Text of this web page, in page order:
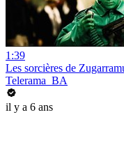
1:39
Les sorcières de
Telerama_BA
il y a 6 ans